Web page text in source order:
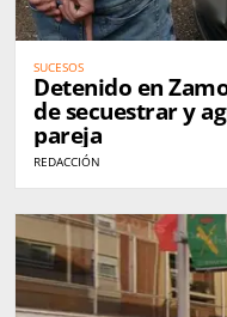
SUCESOS
Detenido en
de secuestrar y
pareja
REDACCIÓN